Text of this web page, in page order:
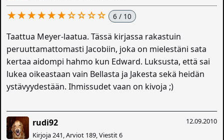
★★★★★★☆☆☆☆ 6 / 10
Taattua Meyer-laatua. Tässä kirjassa rakastuin
peruuttamattomasti Jacobiin, joka on mielestäni sata
kertaa aidompi hahmo kun Edward. Luksusta, että sai
lukea oikeastaan vain Bellasta ja Jakesta sekä heidän
ystävyydestään. Ihmissudet vaan on kivoja ;)
12.09.2010
rudi92
Kirjoja 241, Arviot 189, Viestit 6